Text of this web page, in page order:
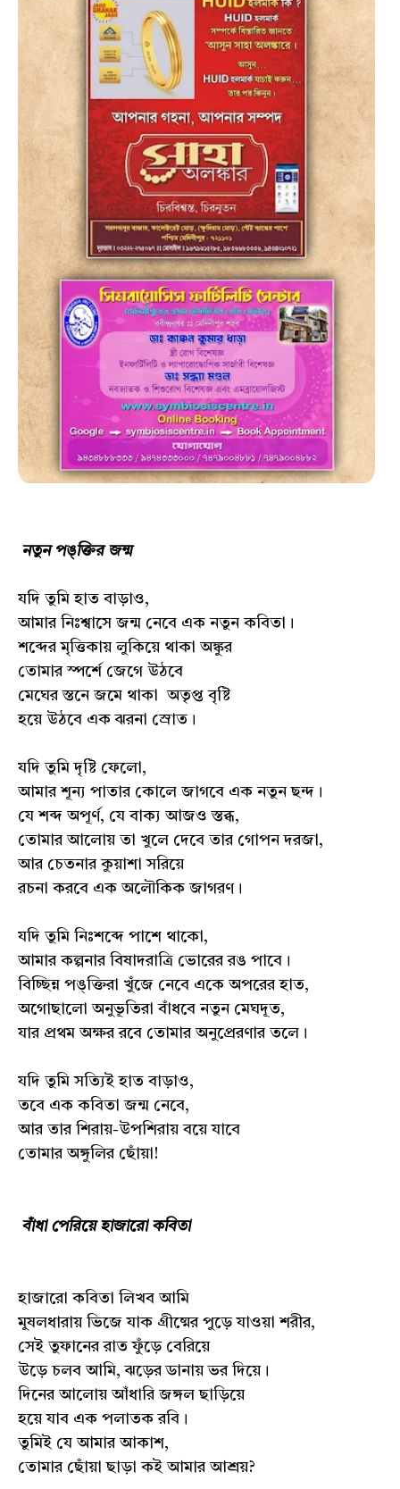
নতুন পঙ্‌ক্তির জন্ম
যদি তুমি হাত বাড়াও,
আমার নিঃশ্বাসে জন্ম নেবে এক নতুন কবিতা।
শব্দের মৃত্তিকায় লুকিয়ে থাকা অঙ্কুর
তোমার স্পর্শে জেগে উঠবে
মেঘের স্তনে জমে থাকা অতৃপ্ত বৃষ্টি
হয়ে উঠবে এক ঝরনা স্রোত।
যদি তুমি দৃষ্টি ফেলো,
আমার শূন্য পাতার কোলে জাগবে এক নতুন ছন্দ।
যে শব্দ অপূর্ণ, যে বাক্য আজও স্তব্ধ,
তোমার আলোয় তা খুলে দেবে তার গোপন দরজা,
আর চেতনার কুয়াশা সরিয়ে
রচনা করবে এক অলৌকিক জাগরণ।
যদি তুমি নিঃশব্দে পাশে থাকো,
আমার কল্পনার বিষাদরাত্রি ভোরের রঙ পাবে।
বিচ্ছিন্ন পঙ্‌ক্তিরা খুঁজে নেবে একে অপরের হাত,
অগোছালো অনুভূতিরা বাঁধবে নতুন মেঘদূত,
যার প্রথম অক্ষর রবে তোমার অনুপ্রেরণার তলে।
যদি তুমি সত্যিই হাত বাড়াও,
তবে এক কবিতা জন্ম নেবে,
আর তার শিরায়-উপশিরায় বয়ে যাবে
তোমার অঙ্গুলির ছোঁয়া!
বাঁধা পেরিয়ে হাজারো কবিতা
হাজারো কবিতা লিখব আমি
মুষলধারায় ভিজে যাক গ্রীষ্মের পুড়ে যাওয়া শরীর,
সেই তুফানের রাত ফুঁড়ে বেরিয়ে
উড়ে চলব আমি, ঝড়ের ডানায় ভর দিয়ে।
দিনের আলোয় আঁধারি জঙ্গল ছাড়িয়ে
হয়ে যাব এক পলাতক রবি।
তুমিই যে আমার আকাশ,
তোমার ছোঁয়া ছাড়া কই আমার আশ্রয়?